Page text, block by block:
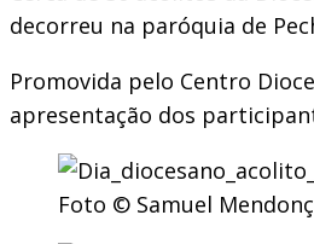
decorreu na paróquia de
Promovida pelo Centro
apresentação dos
Foto © Samuel